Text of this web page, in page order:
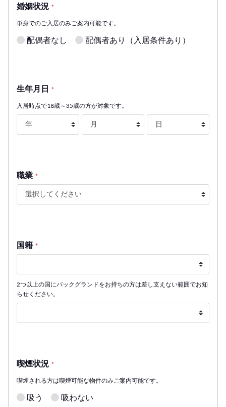
婚姻状況 *
単身でのご入居のみご案内可能です。
配偶者なし 配偶者あり（入居条件あり）
生年月日 *
入居時点で18歳～35歳の方が対象です。
職業 *
国籍 *
2つ以上の国にバックグランドをお持ちの方は差し支えない範囲でお知
らせください。
喫煙状況 *
喫煙される方は喫煙可能な物件のみご案内可能です。
吸う 吸わない